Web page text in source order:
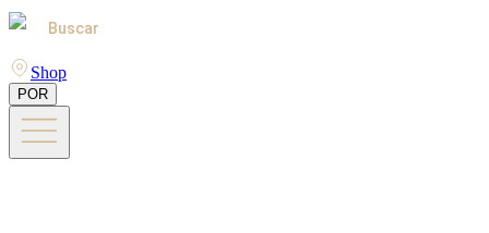
Buscar
Shop
POR